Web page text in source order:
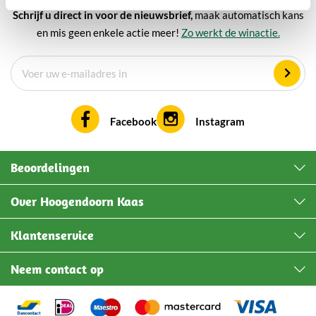
Schrijf u direct in voor de nieuwsbrief,maak automatisch kans
en mis geen enkele actie meer! Zo werkt de winactie.
Facebook Instagram
Beoordelingen
Over Hoogendoorn Kaas
Klantenservice
Neem contact op